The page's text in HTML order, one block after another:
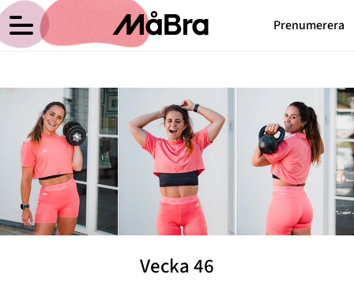
Prenumerera
Medicin
Psykologi
Vikt
Relationer
Anna Haags blogg Meny
Hem
Om Anna
Kategorier
Arkiv
Kontakt
Vecka 46